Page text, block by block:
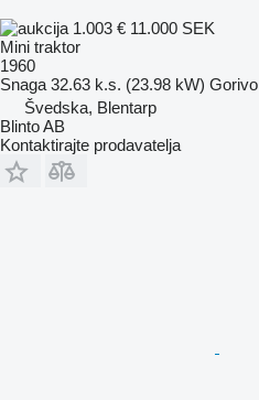
1.003 € 11.000 SEK
Mini traktor
1960
Snaga 32.63 k.s. (23.98 kW) Gorivo
Švedska, Blentarp
Blinto AB
Kontaktirajte prodavatelja